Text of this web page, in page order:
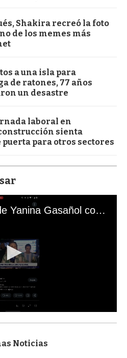
Shakira recreó la foto
de los memes más
a una isla para
de ratones, 77 años
un desastre
laboral en
sienta
para otros sectores
El mal momento de Yanina Gasañol con un hincha argentino en "Subrayado"
Noticias